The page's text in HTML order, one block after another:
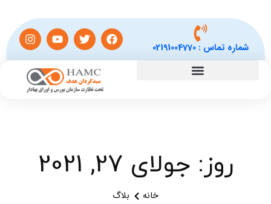
شماره تماس :02191004770
روز: جولای 27, 2021
خانه بلاگ